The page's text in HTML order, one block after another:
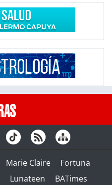
Marie Claire
Fortuna
Lunateen BATimes